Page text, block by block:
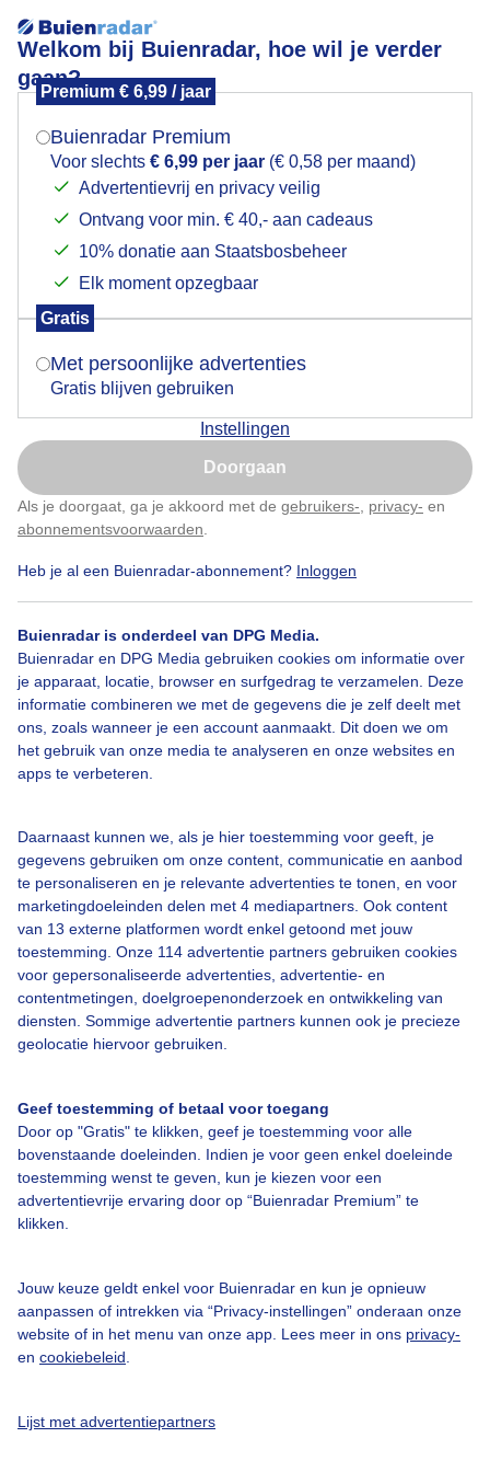
Welkom bij Buienradar, hoe wil je verder
gaan?
Premium € 6,99 / jaar
Buienradar Premium
Voor slechts € 6,99 per jaar (€ 0,58 per maand)
Advertentievrij en privacy veilig
Ontvang voor min. € 40,- aan cadeaus
10% donatie aan Staatsbosbeheer
Elk moment opzegbaar
Gratis
Met persoonlijke advertenties
Gratis blijven gebruiken
Instellingen
Doorgaan
Als je doorgaat, ga je akkoord met de gebruikers- privacy- en
abonnementsvoorwaarden
Heb je al een Buienradar-abonnement? Inloggen
Buienradar is onderdeel van DPG Media.
Buienradar en DPG Media gebruiken cookies om informatie over
je apparaat, locatie, browser en surfgedrag te verzamelen. Deze
informatie combineren we met de gegevens die je zelf deelt met
ons, zoals wanneer je een account aanmaakt. Dit doen we om
het gebruik van onze media te analyseren en onze websites en
apps te verbeteren.
Daarnaast kunnen we, als je hier toestemming voor geeft, je
gegevens gebruiken om onze content, communicatie en aanbod
te personaliseren en je relevante advertenties te tonen, en voor
marketingdoeleinden delen met 4 mediapartners. Ook content
van 13 externe platformen wordt enkel getoond met jouw
toestemming. Onze 114 advertentie partners gebruiken cookies
voor gepersonaliseerde advertenties, advertentie- en
contentmetingen, doelgroepenonderzoek en ontwikkeling van
diensten. Sommige advertentie partners kunnen ook je precieze
geolocatie hiervoor gebruiken.
Geef toestemming of betaal voor toegang
Door op "Gratis" te klikken, geef je toestemming voor alle
bovenstaande doeleinden. Indien je voor geen enkel doeleinde
toestemming wenst te geven, kun je kiezen voor een
advertentievrije ervaring door op “Buienradar Premium” te
klikken.
Jouw keuze geldt enkel voor Buienradar en kun je opnieuw
aanpassen of intrekken via “Privacy-instellingen” onderaan onze
website of in het menu van onze app. Lees meer in ons privacy-
en cookiebeleid
Lijst met advertentiepartners
Zon en wolken
Een dag met afwisselend zon, wolken en buiige
luchten maar het is tot ver in de middag nog droog
Door: Toon Boons Gemaakt: 24-09-2024, 36x bekeken
Buiigelucht Nogdroog Wolken
Bekijk slideshow
Een moment geduld aub...
Over Buienradar
Bedrijfsgegevens
Veelgestelde vragen
Contact
Toegankelijkheid
Adverteren
Buienradar Team
Mogen we je locatie gebruiken voor het
Indien je hier nog geen akkoord op hebt gegeven,
verschijnt er zo een pop-up uit je browser waarin
Is goed, toon de popup
Nu niet, misschien later
Klik hierom dit aan te passen